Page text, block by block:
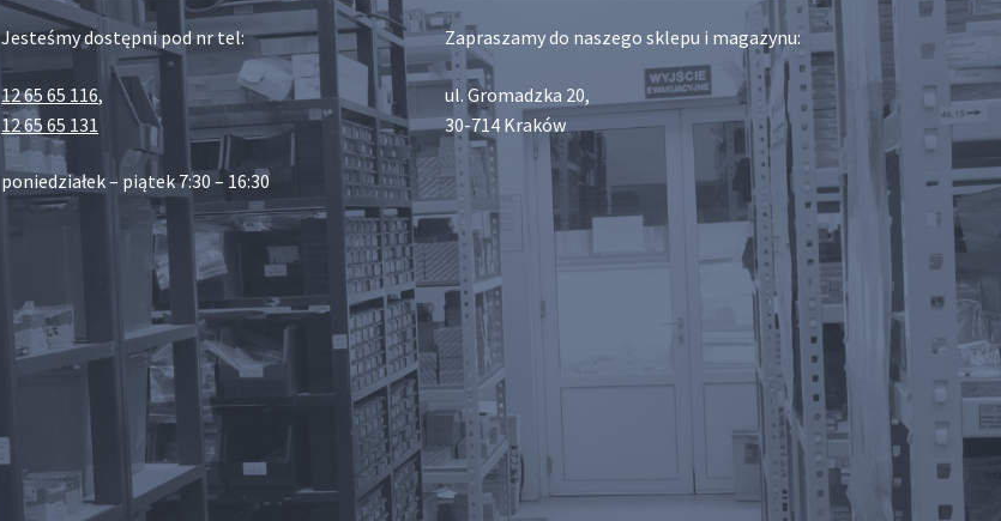
Jesteśmy dostępni pod nr tel:
12 65 65 116,
12 65 65 131
poniedziałek – piątek 7:30 – 16:30
Zapraszamy do naszego sklepu i magazynu:
ul. Gromadzka 20,
30-714 Kraków